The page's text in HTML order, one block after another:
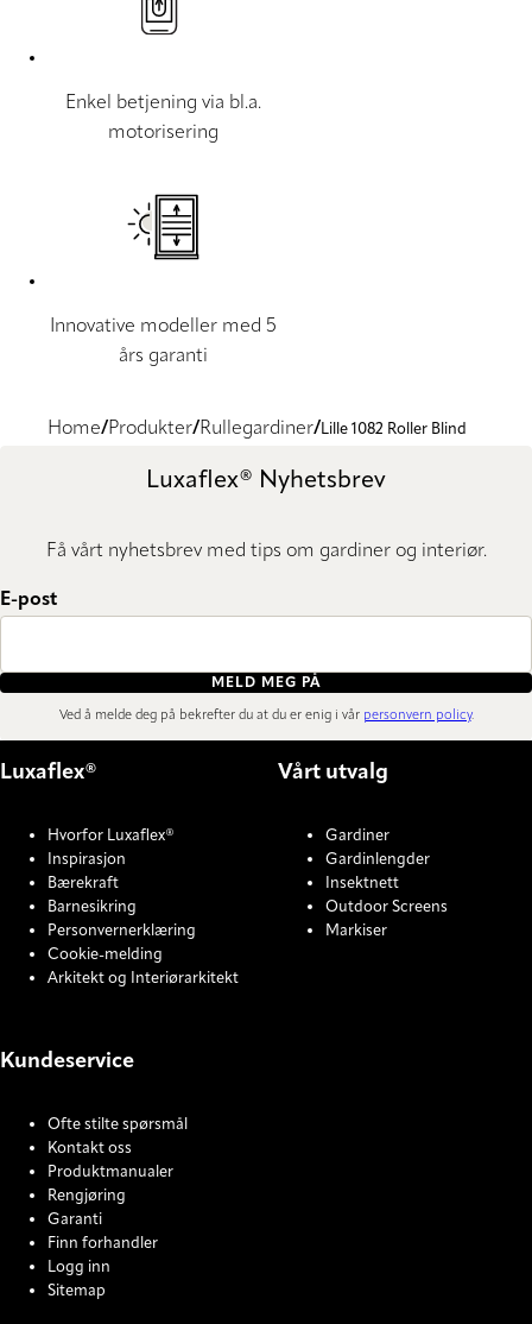
Enkel betjening via bl.a.
motorisering
Innovative modeller med 5
års garanti
Home Produkter Rullegardiner Lille 1082 Roller Blind
Luxaflex® Nyhetsbrev
Få vårt nyhetsbrev med tips om gardiner og interiør.
E-post
MELD MEG PÅ
Ved å melde deg på bekrefter du at du er enig i vår personvern policy.
Luxaflex®
Hvorfor Luxaflex®
Inspirasjon
Bærekraft
Barnesikring
Personvernerklæring
Cookie-melding
Arkitekt og Interiørarkitekt
Vårt utvalg
Gardiner
Gardinlengder
Insektnett
Outdoor Screens
Markiser
Kundeservice
Ofte stilte spørsmål
Kontakt oss
Produktmanualer
Rengjøring
Garanti
Finn forhandler
Logg inn
Sitemap